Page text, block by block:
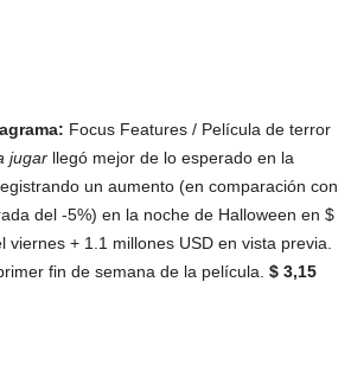
Focus Features / Película de terror
jugar llegó mejor de lo esperado en la
un aumento (en comparación con
del -5%) en la noche de Halloween en $
viernes + 1.1 millones USD en vista previa.
fin de semana de la película. $ 3,15